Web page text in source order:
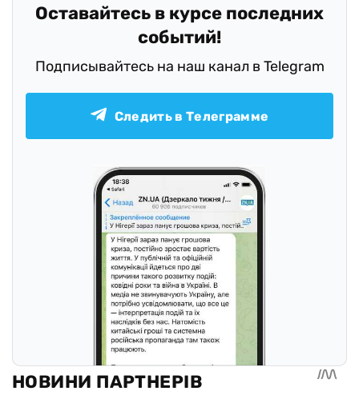
Оставайтесь в курсе последних
событий!
Подписывайтесь на наш канал в Telegram
Следить в Телеграмме